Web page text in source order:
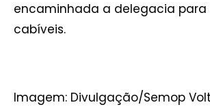
encaminhada a delegacia para
cabíveis.
Imagem: Divulgação/Semop